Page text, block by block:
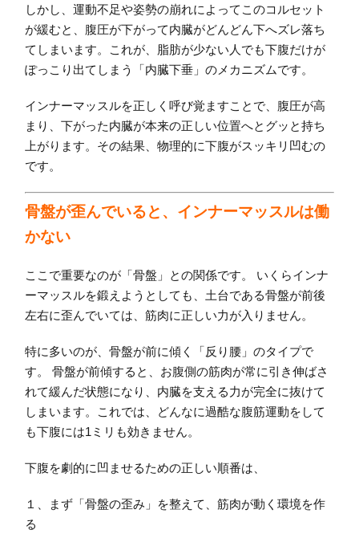
しかし、運動不足や姿勢の崩れによってこのコルセット
が緩むと、腹圧が下がって内臓がどんどん下へズレ落ち
てしまいます。これが、脂肪が少ない人でも下腹だけが
ぽっこり出てしまう「内臓下垂」のメカニズムです。
インナーマッスルを正しく呼び覚ますことで、腹圧が高
まり、下がった内臓が本来の正しい位置へとグッと持ち
上がります。その結果、物理的に下腹がスッキリ凹むの
です。
骨盤が歪んでいると、インナーマッスルは働
かない
ここで重要なのが「骨盤」との関係です。 いくらインナ
ーマッスルを鍛えようとしても、土台である骨盤が前後
左右に歪んでいては、筋肉に正しい力が入りません。
特に多いのが、骨盤が前に傾く「反り腰」のタイプで
す。 骨盤が前傾すると、お腹側の筋肉が常に引き伸ばさ
れて緩んだ状態になり、内臓を支える力が完全に抜けて
しまいます。これでは、どんなに過酷な腹筋運動をして
も下腹には1ミリも効きません。
下腹を劇的に凹ませるための正しい順番は、
１、まず「骨盤の歪み」を整えて、筋肉が動く環境を作
る